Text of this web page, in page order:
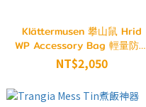
Klättermusen 攀山鼠 Hrid
WP Accessory Bag 輕量防水
配件袋 3L 26SS
NT$2,050